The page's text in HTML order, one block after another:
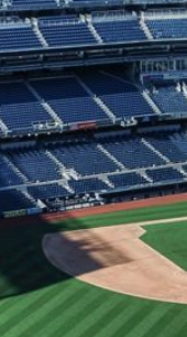
TOUR DE
CONTRASTES